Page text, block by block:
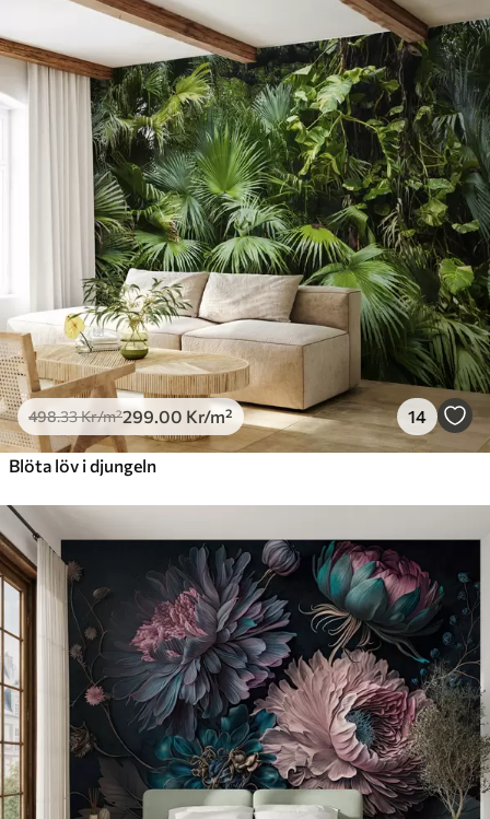
498.33Kr/m²299 .00 Kr/m² 14
Blöta löv i djungeln